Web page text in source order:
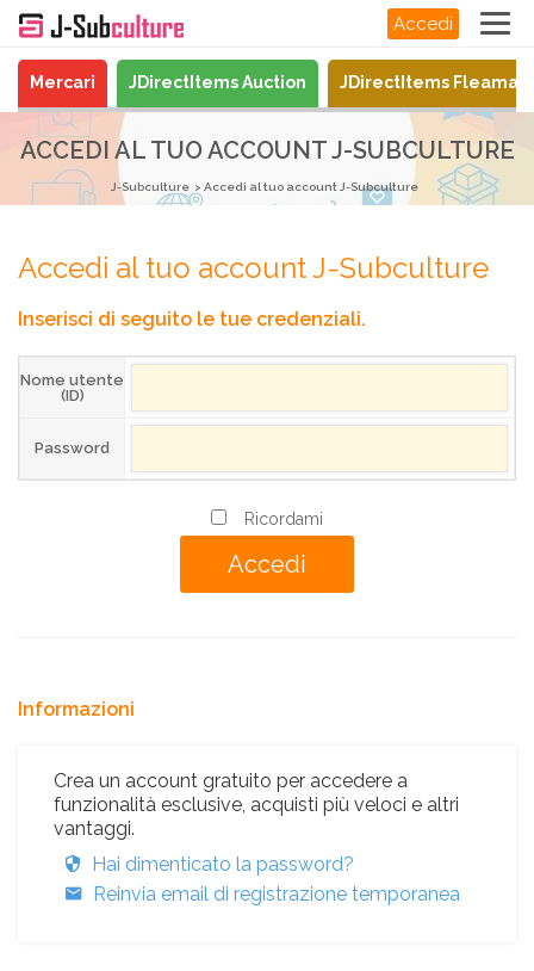
Accedi
Mercari JDirectItems Auction JDirectItems
ACCEDI AL TUO ACCOUNT J-SUBCULTURE
J-Subculture Accedi al tuo account J-Subculture
Accedi al tuo account J-Subculture
Inserisci di seguito le tue credenziali.
Nome utente
(ID)
Password
Ricordami
Informazioni
Crea un account gratuito per accedere a
funzionalità esclusive, acquisti più veloci e altri
vantaggi.
Hai dimenticato la password?
Reinvia email di registrazione temporanea